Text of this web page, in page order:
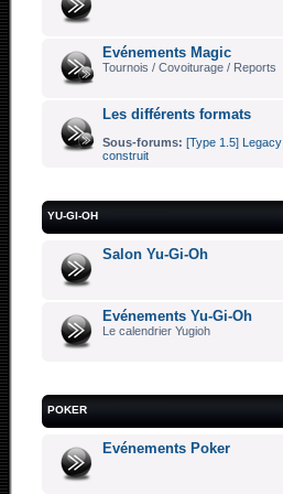
Evénements Magic
Tournois / Covoiturage / Reports
Les différents formats
Sous-forums: [Type 1.5] Legacy
construit
YU-GI-OH
Salon Yu-Gi-Oh
Evénements Yu-Gi-Oh
Le calendrier Yugioh
POKER
Evénements Poker